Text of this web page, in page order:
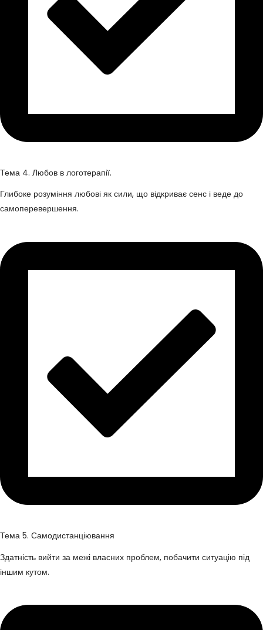
Тема 4. Любов в логотерапії.
Глибоке розуміння любові як сили, що відкриває сенс і веде до
самоперевершення.
Тема 5. Самодистанціювання
Здатність вийти за межі власних проблем, побачити ситуацію під
іншим кутом.